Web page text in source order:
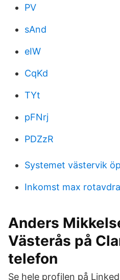
PV
sAnd
eIW
CqKd
TYt
pFNrj
PDZzR
Systemet västervik
Inkomst max
Anders
Västerås på
telefon
Se hele profilen på